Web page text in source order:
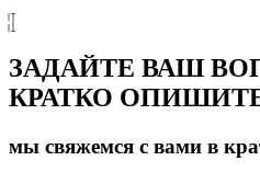
ЗАДАЙТЕ ВАШ
КРАТКО
мы свяжемся с вами в